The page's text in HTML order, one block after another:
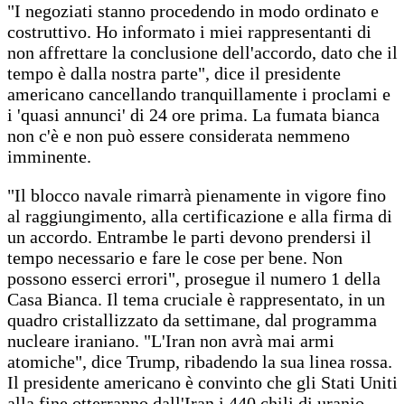
"I negoziati stanno procedendo in modo ordinato e
costruttivo. Ho informato i miei rappresentanti di
non affrettare la conclusione dell'accordo, dato che il
tempo è dalla nostra parte", dice il presidente
americano cancellando tranquillamente i proclami e
i 'quasi annunci' di 24 ore prima. La fumata bianca
non c'è e non può essere considerata nemmeno
imminente.
"Il blocco navale rimarrà pienamente in vigore fino
al raggiungimento, alla certificazione e alla firma di
un accordo. Entrambe le parti devono prendersi il
tempo necessario e fare le cose per bene. Non
possono esserci errori", prosegue il numero 1 della
Casa Bianca. Il tema cruciale è rappresentato, in un
quadro cristallizzato da settimane, dal programma
nucleare iraniano. "L'Iran non avrà mai armi
atomiche", dice Trump, ribadendo la sua linea rossa.
Il presidente americano è convinto che gli Stati Uniti